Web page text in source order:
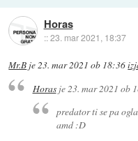
Horas
::23. mar 2021, 18:37
Mr.B je23. mar 2021 ob 18:36
Horasje23. mar 2021 ob
predator ti se pa
amd :D